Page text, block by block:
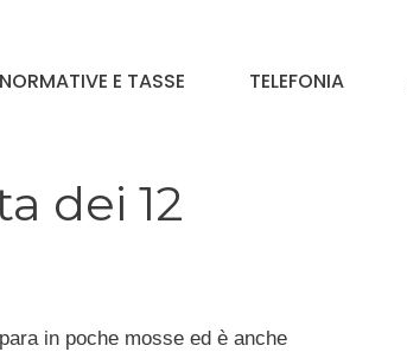
NORMATIVE E TASSE TELEFONIA
dei 12
in poche mosse ed è anche